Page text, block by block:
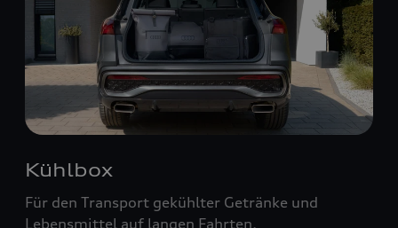
Kühlbox
Für den Transport gekühlter Getränke und
Lebensmittel auf langen Fahrten.